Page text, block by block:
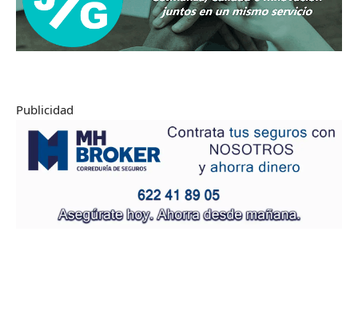
Publicidad